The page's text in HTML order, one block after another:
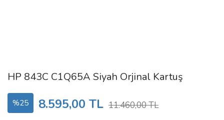
HP 843C C1Q65A Siyah Orjinal Kartuş
%25 8.595,00 TL 11.460,00 TL